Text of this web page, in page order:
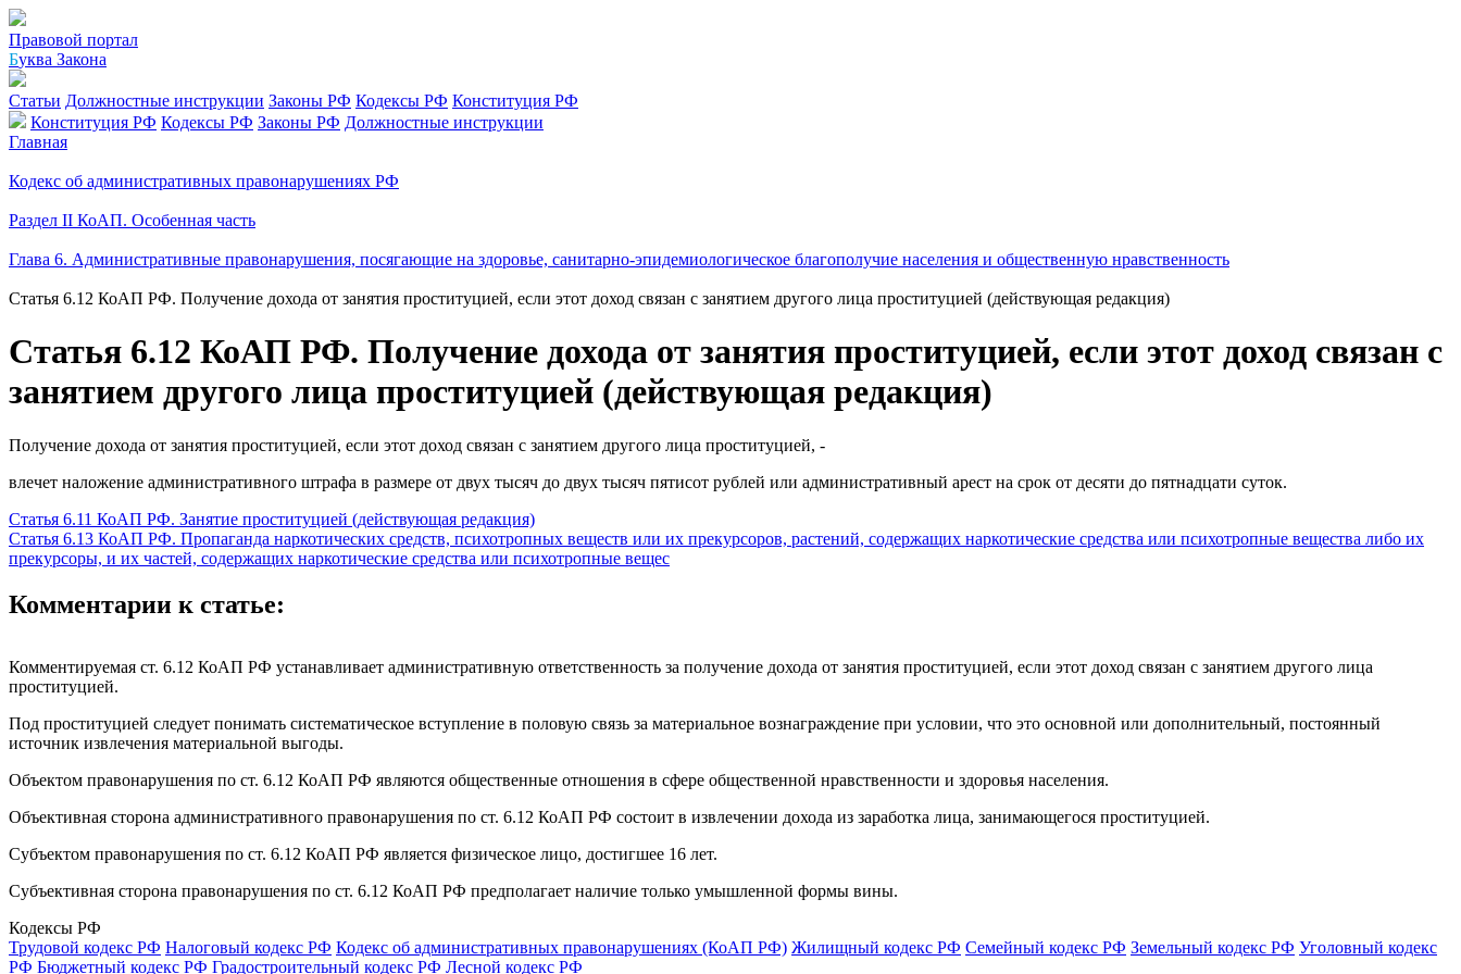
Правовой портал
Буква Закона
Статьи Должностные инструкции Законы РФ Кодексы РФ Конституция РФ
Конституция РФ Кодексы РФ Законы РФ Должностные инструкции
Главная
Кодекс об административных правонарушениях РФ
Раздел II КоАП. Особенная часть
Глава 6. Административные правонарушения, посягающие на здоровье, санитарно-эпидемиологическое благополучие населения и общественную нравственность
Статья 6.12 КоАП РФ. Получение дохода от занятия проституцией, если этот доход связан с занятием другого лица проституцией (действующая редакция)
Статья 6.12 КоАП РФ. Получение дохода от занятия проституцией, если этот доход связан с
занятием другого лица проституцией (действующая редакция)
Получение дохода от занятия проституцией, если этот доход связан с занятием другого лица проституцией, -
влечет наложение административного штрафа в размере от двух тысяч до двух тысяч пятисот рублей или административный арест на срок от десяти до пятнадцати суток.
Статья 6.11 КоАП РФ. Занятие проституцией (действующая редакция)
Статья 6.13 КоАП РФ. Пропаганда наркотических средств, психотропных веществ или их прекурсоров, растений, содержащих наркотические средства или психотропные вещества либо их
прекурсоры, и их частей, содержащих наркотические средства или психотропные вещес
Комментарии к статье:
Комментируемая ст. 6.12 КоАП РФ устанавливает административную ответственность за получение дохода от занятия проституцией, если этот доход связан с занятием другого лица
проституцией.
Под проституцией следует понимать систематическое вступление в половую связь за материальное вознаграждение при условии, что это основной или дополнительный, постоянный
источник извлечения материальной выгоды.
Объектом правонарушения по ст. 6.12 КоАП РФ являются общественные отношения в сфере общественной нравственности и здоровья населения.
Объективная сторона административного правонарушения по ст. 6.12 КоАП РФ состоит в извлечении дохода из заработка лица, занимающегося проституцией.
Субъектом правонарушения по ст. 6.12 КоАП РФ является физическое лицо, достигшее 16 лет.
Субъективная сторона правонарушения по ст. 6.12 КоАП РФ предполагает наличие только умышленной формы вины.
Кодексы РФ
Трудовой кодекс РФ Налоговый кодекс РФ Кодекс об административных правонарушениях (КоАП РФ) Жилищный кодекс РФ Семейный кодекс РФ Земельный кодекс РФ Уголовный кодекс
РФ Бюджетный кодекс РФ Градостроительный кодекс РФ Лесной кодекс РФ